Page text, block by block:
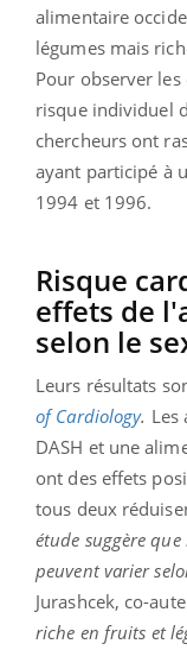
alimentaire
légumes mais
Pour observer
risque individuel
chercheurs ont
ayant participé à
1994 et 1996.
Risque
effets de
selon le
Leurs résultats
of Cardiology. Les
DASH et une
ont des effets
tous deux
étude suggère que
peuvent varier
Jurashcek, co-
riche en fruits et